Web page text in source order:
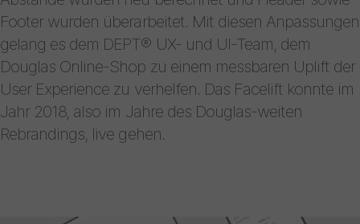
Footer wurden überarbeitet. Mit diesen Anpassungen
gelang es dem DEPT® UX- und UI-Team, dem
Douglas Online-Shop zu einem messbaren Uplift der
User Experience zu verhelfen. Das Facelift konnte im
Jahr 2018, also im Jahre des Douglas-weiten
Rebrandings, live gehen.